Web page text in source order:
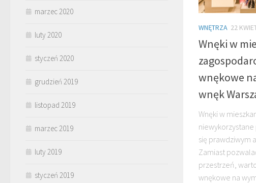
WNĘTRZA 22
Wnęki w
wnękowe
wnęk
Wnęki w
się prawdziwym
Zamiast
przestrzeń,
wnękowe na
marzec 2020
luty 2020
styczeń 2020
grudzień 2019
listopad 2019
marzec 2019
luty 2019
styczeń 2019